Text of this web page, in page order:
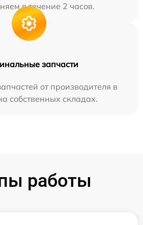
в течение 2 часов.
запчасти
от производителя в
собственных складах.
работы